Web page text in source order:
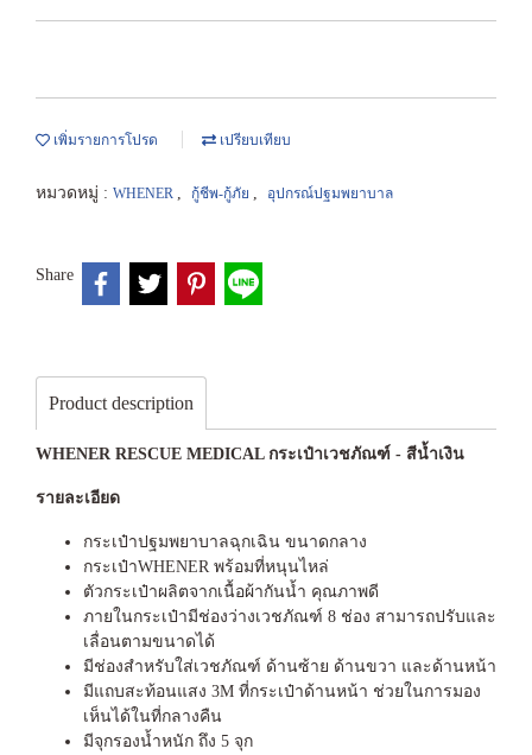
เพิ่มรายการโปรด เปรียบเทียบ
หมวดหมู่ : WHENER , กู้ชีพ-กู้ภัย , อุปกรณ์ปฐมพยาบาล
Share
Product description
WHENER RESCUE MEDICAL กระเป๋าเวชภัณฑ์ - สีน้ำเงิน
รายละเอียด
กระเป๋าปฐมพยาบาลฉุกเฉิน ขนาดกลาง
กระเป๋าWHENER พร้อมที่หนุนไหล่
ตัวกระเป๋าผลิตจากเนื้อผ้ากันน้ำ คุณภาพดี
ภายในกระเป๋ามีช่องว่างเวชภัณฑ์ 8 ช่อง สามารถปรับและ
เลื่อนตามขนาดได้
มีช่องสำหรับใส่เวชภัณฑ์ ด้านซ้าย ด้านขวา และด้านหน้า
มีแถบสะท้อนแสง 3M ที่กระเป๋าด้านหน้า ช่วยในการมอง
เห็นได้ในที่กลางคืน
มีจุกรองน้ำหนัก ถึง 5 จุก